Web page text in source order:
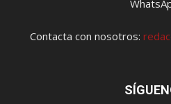
Contacta con nosotros: